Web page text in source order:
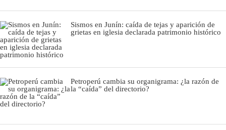
Sismos en Junín: caída de tejas y aparición de
grietas en iglesia declarada patrimonio histórico
Petroperú cambia su organigrama: ¿la razón de
la “caída” del directorio?